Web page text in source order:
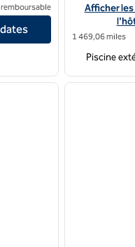
Conference Centre &
Afficher
Afficher
1 469,06 miles
Piscine
image suivante
1 sur 12